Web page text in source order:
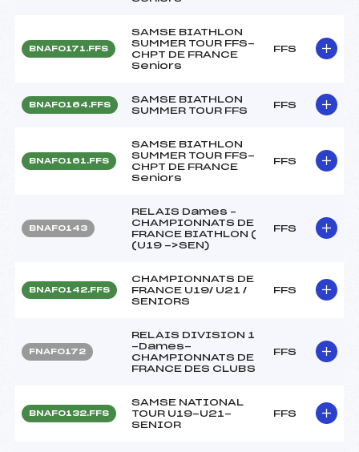
BNAF0171.FFS
SAMSE BIATHLON
SUMMER TOUR FFS-
CHPT DE FRANCE
Seniors
FFS
BNAF0164.FFS
SAMSE BIATHLON
SUMMER TOUR FFS
FFS
BNAF0161.FFS
SAMSE BIATHLON
SUMMER TOUR FFS-
CHPT DE FRANCE
Seniors
FFS
BNAF0143
RELAIS Dames –
CHAMPIONNATS DE
FRANCE BIATHLON (
(U19 ->SEN)
FFS
BNAF0142.FFS
CHAMPIONNATS DE
FRANCE U19/ U21 /
SENIORS
FFS
FNAF0172
RELAIS DIVISION 1
-Dames-
CHAMPIONNATS DE
FRANCE DES CLUBS
FFS
BNAF0132.FFS
SAMSE NATIONAL
TOUR U19-U21-
SENIOR
FFS